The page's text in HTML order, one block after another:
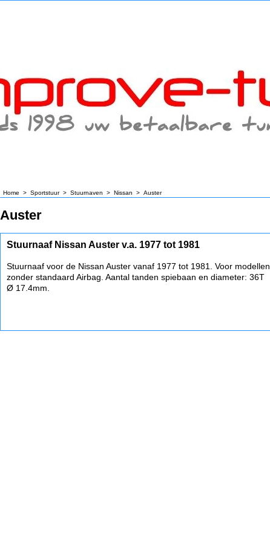
Home > Sportstuur> Stuurnaven > Nissan > Auster
Auster
Stuurnaaf Nissan Auster v.a. 1977 tot 1981
Stuurnaaf voor de Nissan Auster vanaf 1977 tot 1981. Voor modellen
zonder standaard Airbag. Aantal tanden spiebaan en diameter: 36T
Ø 17.4mm.